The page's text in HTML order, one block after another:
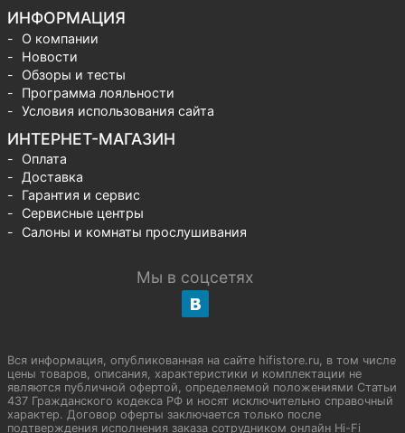
ИНФОРМАЦИЯ
О компании
Новости
Обзоры и тесты
Программа лояльности
Условия использования сайта
ИНТЕРНЕТ-МАГАЗИН
Оплата
Доставка
Гарантия и сервис
Сервисные центры
Салоны и комнаты прослушивания
Мы в соцсетях
Вся информация, опубликованная на сайте hifistore.ru, в том числе
цены товаров, описания, характеристики и комплектации не
являются публичной офертой, определяемой положениями Статьи
437 Гражданского кодекса РФ и носят исключительно справочный
характер. Договор оферты заключается только после
подтверждения исполнения заказа сотрудником онлайн Hi-Fi